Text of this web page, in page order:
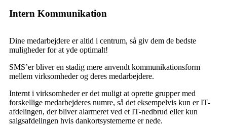
Intern Kommunikation
Dine medarbejdere er altid i centrum, så giv dem de bedste
muligheder for at yde optimalt!
SMS’er bliver en stadig mere anvendt kommunikationsform
mellem virksomheder og deres medarbejdere.
Internt i virksomheder er det muligt at oprette grupper med
forskellige medarbejderes numre, så det eksempelvis kun er IT-
afdelingen, der bliver alarmeret ved et IT-nedbrud eller kun
salgsafdelingen hvis dankortsystemerne er nede.